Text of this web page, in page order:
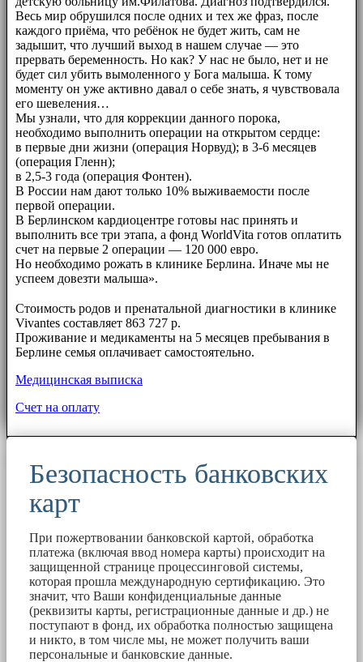
Весь мир обрушился после одних и тех же фраз, после
каждого приёма, что ребёнок не будет жить, сам не
задышит, что лучший выход в нашем случае — это
прервать беременность. Но как? У нас не было, нет и не
будет сил убить вымоленного у Бога малыша. К тому
моменту он уже активно давал о себе знать, я чувствовала
его шевеления…
Мы узнали, что для коррекции данного порока,
необходимо выполнить операции на открытом сердце:
в первые дни жизни (операция Норвуд); в 3-6 месяцев
(операция Гленн);
в 2,5-3 года (операция Фонтен).
В России нам дают только 10% выживаемости после
первой операции.
В Берлинском кардиоцентре готовы нас принять и
выполнить все три этапа, а фонд WorldVita готов оплатить
счет на первые 2 операции — 120 000 евро.
Но необходимо рожать в клинике Берлина. Иначе мы не
успеем довезти малыша».
Стоимость родов и пренатальной диагностики в клинике
Vivantes составляет 863 727 р.
Проживание и медикаменты на 5 месяцев пребывания в
Берлине семья оплачивает самостоятельно.
Медицинская выписка
Счет на оплату
Безопасность банковских
карт
При пожертвовании банковской картой, обработка
платежа (включая ввод номера карты) происходит на
защищенной странице процессинговой системы,
которая прошла международную сертификацию. Это
значит, что Ваши конфиденциальные данные
(реквизиты карты, регистрационные данные и др.) не
поступают в фонд, их обработка полностью защищена
и никто, в том числе мы, не может получить ваши
персональные и банковские данные.